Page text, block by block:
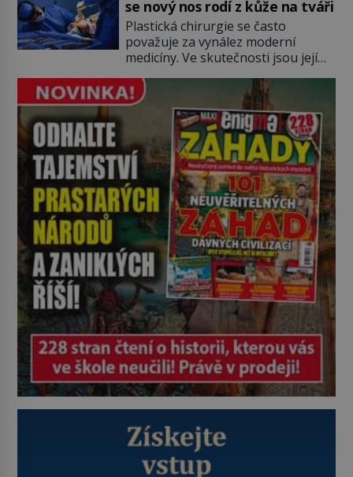
cigaretových náustků k nápadu,
který změní způsob pití po celém
[…]
na povozy. Stačí přitom jediný
nápad, připevnit ke kufru kolečka.
Jenže právě ten nikdo dlouho
nedostane. Až jednou se na letišti
ozve věta, která změní […]
se nový nos rodí z kůže na tváři
Plastická chirurgie se často
považuje za vynález moderní
medicíny. Ve skutečnosti jsou její
tisíce let. V dobách, kdy ještě
neexistují antibiotika ani anestezie,
se odvážní lékaři pokoušejí vracet
lidem tváře znetvořené válkou,
tresty nebo nehodami. Jejich
metody jsou překvapivě
promyšlené a některé principy
používají chirurgové dodnes. Úplně
první […]